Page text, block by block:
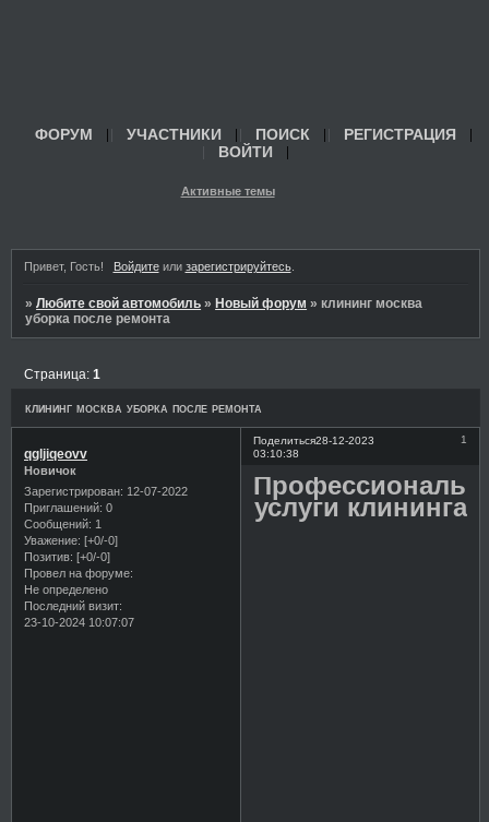
ФОРУМ УЧАСТНИКИ ПОИСК
РЕГИСТРАЦИЯ
ВОЙТИ
Активные темы
Привет, Гость! Войдитеили зарегистрируйтесь.
»Любите свой автомобиль »Новый форум »клининг москва
уборка после ремонта
клининг москва уборка после ремонта
Страница:1
Поделиться 1
28-12-2023
03:10:38
qgljiqeovv
Новичок
Зарегистрирован: 12-07-2022
Приглашений: 0
Сообщений: 1
Уважение: [+0/-0]
Позитив: [+0/-0]
Провел на форуме:
Не определено
Последний визит:
23-10-2024 10:07:07
услуги клининга